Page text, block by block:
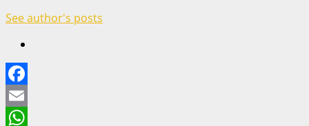
See author's posts
Facebook
Email